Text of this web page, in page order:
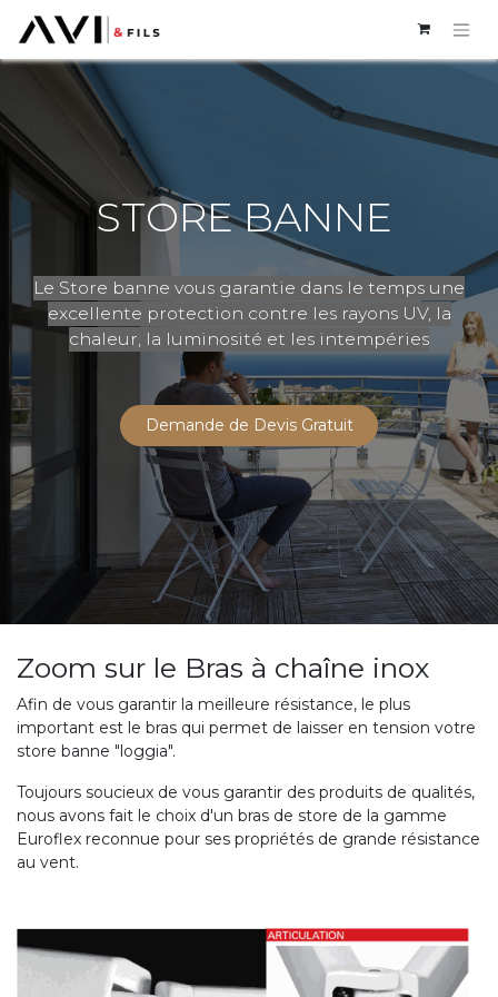
STORE BANNE
Le Store banne vous garantie dans le temps une
excellente protection contre les rayons UV, la
chaleur, la luminosité et les intempéries
Demande de Devis Gratuit
Zoom sur le Bras à chaîne inox
Afin de vous garantir la meilleure résistance, le plus
important est le bras qui permet de laisser en tension votre
store banne "loggia".
Toujours soucieux de vous garantir des produits de qualités,
nous avons fait le choix d'un bras de store de la gamme
Euroflex reconnue pour ses propriétés de grande résistance
au vent.